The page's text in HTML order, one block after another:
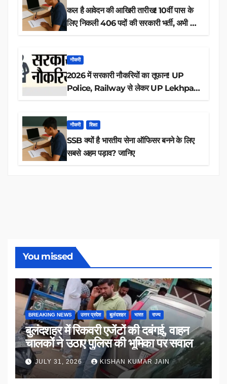
कल है आवेदन की आखिरी तारीख! 10वीं पास के
लिए निकली 406 पदों की सरकारी भर्ती, अभी करें
नौकरी
2026 में सरकारी नौकरियों का तूफान! UP
Police, Railway से लेकर UP Lekhpal
नौकरी शिक्षा
SSB क्यों है भारतीय सेना ऑफिसर बनने के लिए
सबसे अहम पड़ाव? जानिए
You missed
BREAKING NEWS उत्तर प्रदेश बुलंदशहर भारत राज्य
बुलंदशहर में रिकवरी एजेंटों की दबंगई, वाहन
चालकों ने उठाए पुलिस की भूमिका पर सवाल
JULY 31, 2026 KISHAN KUMAR JAIN